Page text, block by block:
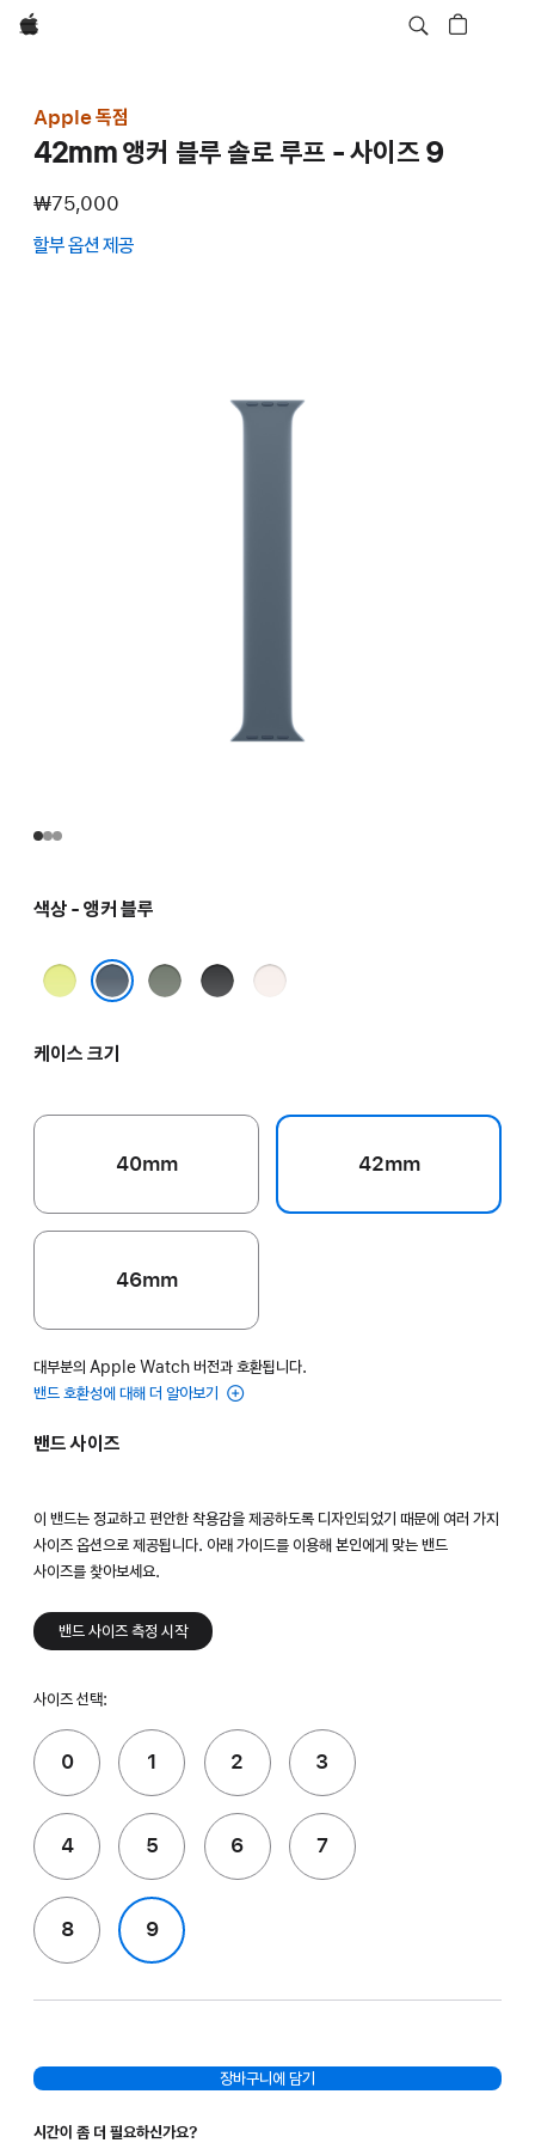
Apple
Apple 독점
42mm 앵커 블루 솔로 루프 - 사이즈 9
₩75,000
할부 옵션 제공
색상 - 앵커 블루
네온
그린
블랙
라이트
케이스 크기
40mm 42mm
46mm
대부분의 Apple Watch 버전과 호환됩니다.
밴드 호환성에 대해 더 알아보기
밴드 사이즈
이 밴드는 정교하고 편안한 착용감을 제공하도록 디자인되었기 때문에 여러 가지
사이즈 옵션으로 제공됩니다. 아래 가이드를 이용해 본인에게 맞는 밴드
사이즈를 찾아보세요.
밴드 사이즈 측정 시작
사이즈 선택:
0 1 2 3
4 5 6 7
8 9
장바구니에 담기
시간이 좀 더 필요하신가요?